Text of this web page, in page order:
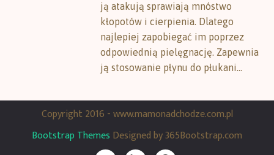
ją atakują sprawiają mnóstwo
kłopotów i cierpienia. Dlatego
najlepiej zapobiegać im poprzez
odpowiednią pielęgnację. Zapewnia
ją stosowanie płynu do płukani...
Copyright 2016 - www.mamonadchodze.com.pl
Bootstrap Themes Designed by 365Bootstrap.com